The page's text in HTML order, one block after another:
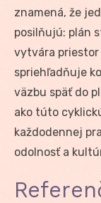
znamená, že
posilňujú: plán
vytvára priestor
spriehľadňuje
väzbu späť do
ako túto
každodennej
odolnosť a